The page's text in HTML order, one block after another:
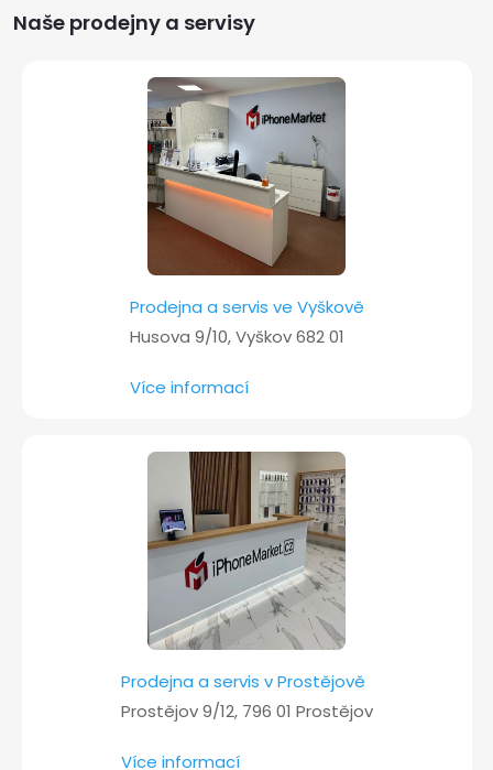
aNaše prodejny a servisy
Prodejna a servis ve Vyškově
Husova 9/10, Vyškov 682 01
Více informací
Prodejna a servis v Prostějově
Prostějov 9/12, 796 01 Prostějov
Více informací